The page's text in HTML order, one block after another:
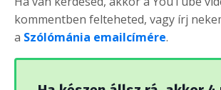
kommentben felteheted, vagy írj
a Szólómánia emailcímére.